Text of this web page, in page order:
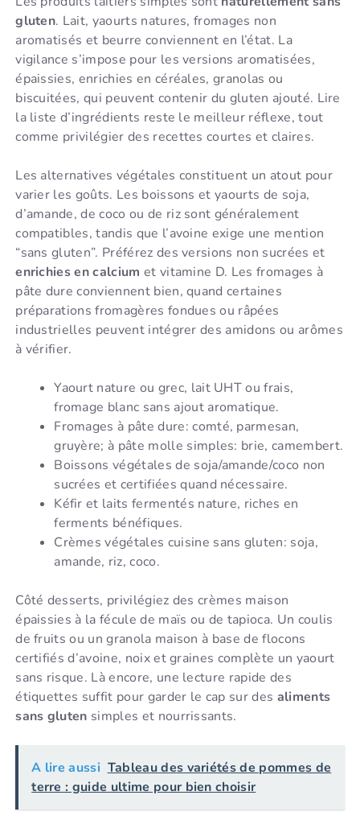
gluten. Lait, yaourts natures, fromages non
aromatisés et beurre conviennent en l’état. La
vigilance s’impose pour les versions aromatisées,
épaissies, enrichies en céréales, granolas ou
biscuitées, qui peuvent contenir du gluten ajouté. Lire
la liste d’ingrédients reste le meilleur réflexe, tout
comme privilégier des recettes courtes et claires.
Les alternatives végétales constituent un atout pour
varier les goûts. Les boissons et yaourts de soja,
d’amande, de coco ou de riz sont généralement
compatibles, tandis que l’avoine exige une mention
“sans gluten”. Préférez des versions non sucrées et
enrichies en calcium et vitamine D. Les fromages à
pâte dure conviennent bien, quand certaines
préparations fromagères fondues ou râpées
industrielles peuvent intégrer des amidons ou arômes
à vérifier.
Yaourt nature ou grec, lait UHT ou frais,
fromage blanc sans ajout aromatique.
Fromages à pâte dure: comté, parmesan,
gruyère; à pâte molle simples: brie, camembert.
Boissons végétales de soja/amande/coco non
sucrées et certifiées quand nécessaire.
Kéfir et laits fermentés nature, riches en
ferments bénéfiques.
Crèmes végétales cuisine sans gluten: soja,
amande, riz, coco.
Côté desserts, privilégiez des crèmes maison
épaissies à la fécule de maïs ou de tapioca. Un coulis
de fruits ou un granola maison à base de flocons
certifiés d’avoine, noix et graines complète un yaourt
sans risque. Là encore, une lecture rapide des
étiquettes suffit pour garder le cap sur des aliments
sans gluten simples et nourrissants.
A lire aussi Tableau des variétés de pommes de
terre : guide ultime pour bien choisir